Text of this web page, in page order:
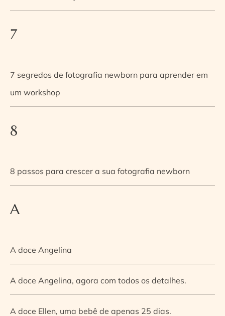
7
7 segredos de fotografia newborn para aprender em
um workshop
8
8 passos para crescer a sua fotografia newborn
A
A doce Angelina
A doce Angelina, agora com todos os detalhes.
A doce Ellen, uma bebê de apenas 25 dias.